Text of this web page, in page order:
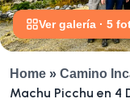
Ver galería · 5
Home » Camino
Machu Picchu en 4